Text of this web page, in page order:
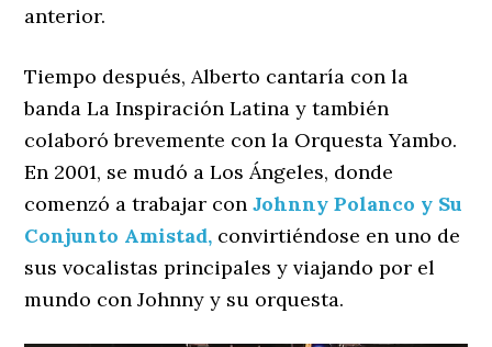
anterior.
Tiempo después, Alberto cantaría con la
banda La Inspiración Latina y también
colaboró brevemente con la Orquesta Yambo.
En 2001, se mudó a Los Ángeles, donde
comenzó a trabajar conJohnny Polanco y Su
Conjunto Amistad, convirtiéndose en uno de
sus vocalistas principales y viajando por el
mundo con Johnny y su orquesta.